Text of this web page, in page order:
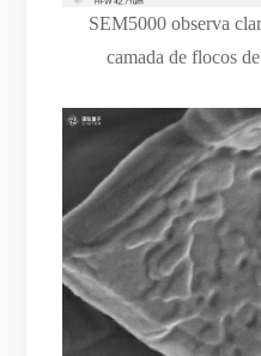
SEM5000 observa
camada de flocos